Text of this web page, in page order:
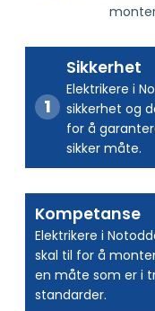
Sikkerhet
Elektrikere i
sikkerhet og
for å
sikker måte.
Kompetanse
Elektrikere i
skal til for å
en måte som er i
standarder.